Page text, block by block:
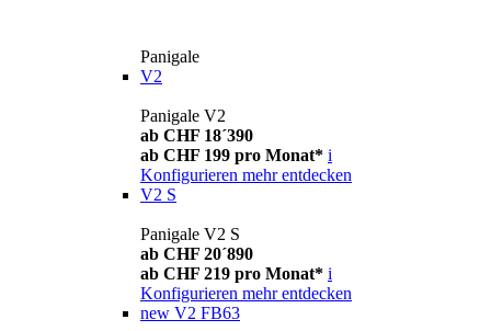
Panigale
V2
Panigale V2
ab CHF 18´390
ab CHF 199 pro Monat* i
Konfigurieren mehr entdecken
V2 S
Panigale V2 S
ab CHF 20´890
ab CHF 219 pro Monat* i
Konfigurieren mehr entdecken
new V2 FB63